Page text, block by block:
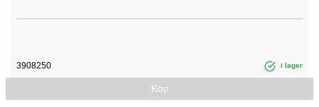
3908250 i lager
Köp